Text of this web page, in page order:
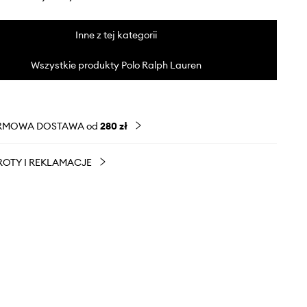
Inne z tej kategorii
Wszystkie produkty Polo Ralph Lauren
DOSTAWA od 280 zł
I REKLAMACJE